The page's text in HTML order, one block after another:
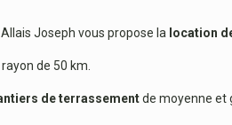
Allais Joseph vous propose la location
de 50 km.
de terrassementde moyenne et